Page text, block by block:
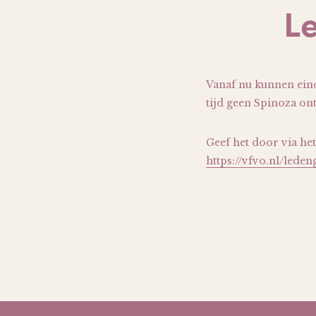
Vanaf nu kunnen
tijd geen Spinoza
Geef het door via
https://vfvo.nl/